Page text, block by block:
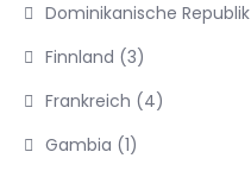
Dominikanische Republik
Finnland (3)
Frankreich (4)
Gambia (1)